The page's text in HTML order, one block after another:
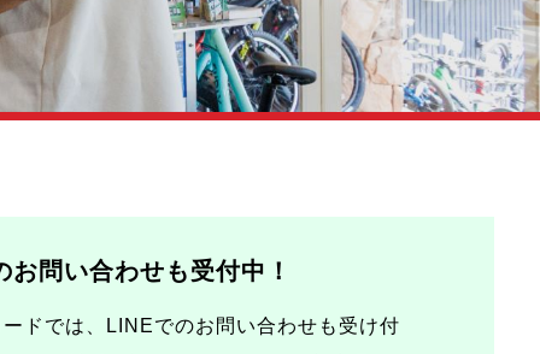
お問い合わせも受付中！
ドでは、LINEでのお問い合わせも受け付